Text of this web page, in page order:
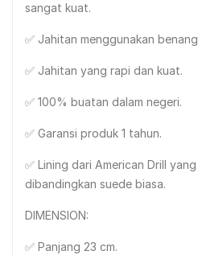
sangat kuat.
✅ Jahitan menggunakan
✅ Jahitan yang rapi dan kuat.
✅ 100% buatan dalam negeri.
✅ Garansi produk 1 tahun.
✅ Lining dari American Drill
dibandingkan suede biasa.
DIMENSION:
✅ Panjang 23 cm.